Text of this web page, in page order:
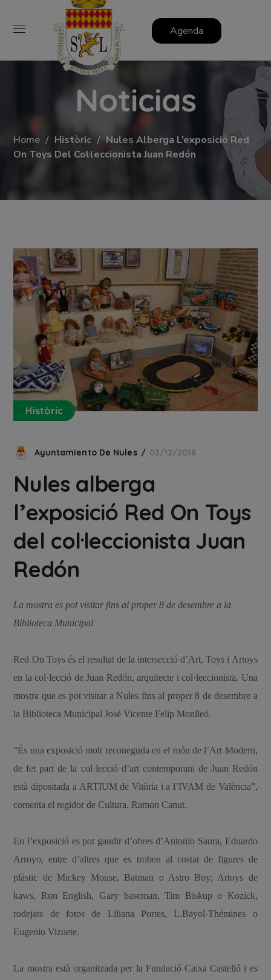
Agenda
Noticias
Home Històric
Nules Alberga L’exposició Red
On Toys Del Col·leccionista Juan Redón
Històric
Ayuntamiento De Nules 03/12/2018
Nules alberga
l’exposició Red On Toys
del col·leccionista Juan
Redón
La mostra es pot visitar fins al proper 8 de desembre a la
Biblioteca Municipal
Red On Toys és el resultat de la intersecció d’Art, Toys i Artoys
en la col·lecció de Juan Redón, arquitecte i col·leccionista. Una
mostra que es pot visitar a Nules fins al proper 8 de desembre a
la Biblioteca Municipal José Vicente Felip Monlleó.
“És una exposició molt reconeguda en el món de l’Art Modern,
de fet part de la col·lecció d’art contemporani de Juan Redón
està dipositada a ARTIUM de Vitòria i a l’IVAM de València”,
comenta el regidor de Cultura, Ramon Canut.
En l’exposició es pot gaudir d’obres d’Antonio Saura, Eduardo
Arroyo, entre d’altres que es troben al costat de figures de
plàstic de Mickey Mouse, Batman o Astro Boy; Artoys de
kaws, Ron English, Gary baseman, Tim Biskup o Kozick,
rodejats de fotos de Liliana Portes, L.Bayol-Thémines o
Eugenio Vizuete.
La mostra està organitzada per la Fundació Caixa Castelló i es